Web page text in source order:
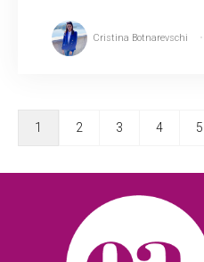
Cristina Botnarevschi
1 2 3 4 5